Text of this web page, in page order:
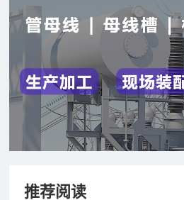
推荐阅读